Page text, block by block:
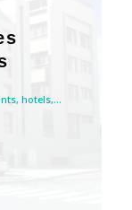
hotels,...